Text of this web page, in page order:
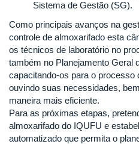
Sistema de Gestão (SG).
Como principais avanços na
controle de almoxarifado esta
os técnicos de laboratório no
também no Planejamento Geral
capacitando-os para o
ouvindo suas necessidades,
maneira mais eficiente.
Para as próximas etapas,
almoxarifado do IQUFU e
automatizado que permita o